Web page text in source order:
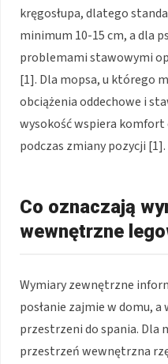
kręgosłupa, dlatego
minimum 10-15 cm, a dla
problemami stawowymi
[1]. Dla mopsa, u którego
obciążenia oddechowe i
wysokość wspiera komfort
podczas zmiany pozycji [1].
Co oznaczają
wewnętrzne
Wymiary zewnętrzne
posłanie zajmie w domu,
przestrzeni do spania. Dla
przestrzeń wewnętrzna